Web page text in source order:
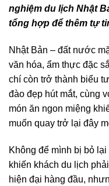
nghiệm du lịch Nhật
tổng hợp để thêm tự
Nhật Bản – đất nước
văn hóa, ẩm thực đặc
chí còn trở thành biểu
đào đẹp hút mắt, cùng
món ăn ngon miệng
muốn quay trở lại đây
Không để mình bị bỏ
khiến khách du lịch
hiện đại hàng đầu,